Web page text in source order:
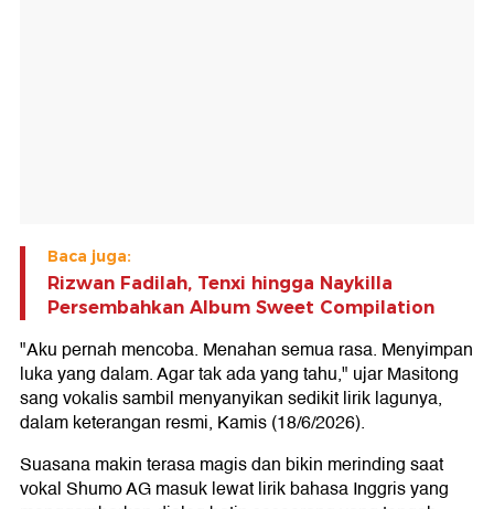
Baca juga:
Rizwan Fadilah, Tenxi hingga Naykilla
Persembahkan Album Sweet Compilation
"Aku pernah mencoba. Menahan semua rasa. Menyimpan
luka yang dalam. Agar tak ada yang tahu," ujar Masitong
sang vokalis sambil menyanyikan sedikit lirik lagunya,
dalam keterangan resmi, Kamis (18/6/2026).
Suasana makin terasa magis dan bikin merinding saat
vokal Shumo AG masuk lewat lirik bahasa Inggris yang